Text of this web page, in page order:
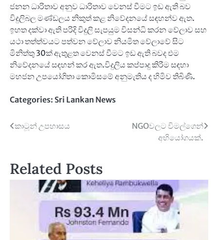
ජනන ධාරිතාව අනුව ධාරිතාව වෙනස් වීමට ඉඩ ඇති බව
විදුලිබල මණ්ඩලය නිකුත් කළ නිවේදනයේ සඳහන්ව ඇත.
ඉහත දක්වා ඇති පරිදි විදුලි සැපයුම විසන්ධි කරන වේලාව සහ
යථා තත්ත්වයට පත්වන වේලාව නියමිත වේලාවේ සිට
මිනිත්තු 30ක් ඇතුළත වෙනස් වීමට ඉඩ ඇති බවද එම
නිවේදනයේ සඳහන් කර ඇත.විදුලිය කප්පාදු කිරීම සඳහා
මහජන උපයෝගිතා කොමිසමේ අනුමැතිය ද හිමිව තිබිණි.
Categories: Sri Lankan News
Post
කාටූන් උපහාසය
NGOවලට විමල්ගෙන්
අභියෝගයක්.
Related Posts